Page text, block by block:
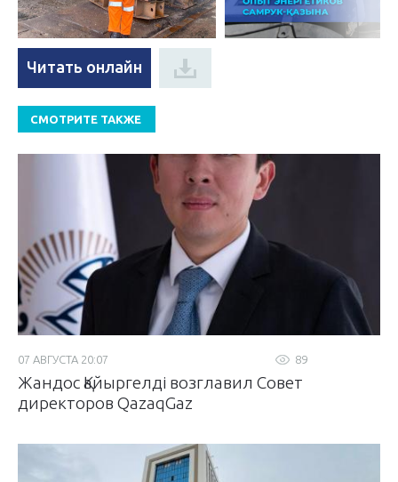
Читать онлайн
СМОТРИТЕ ТАКЖЕ
89
07 АВГУСТА 20:07
Жандос Қайыргелді возглавил Совет
директоров QazaqGaz